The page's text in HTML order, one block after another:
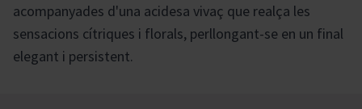
acompanyades d'una acidesa vivaç que realça les
sensacions cítriques i florals, perllongant-se en un final
elegant i persistent.